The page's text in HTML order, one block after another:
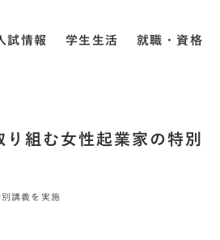
試情報 学生生活 就職・資格
組む女性起業家の特別
講義を実施